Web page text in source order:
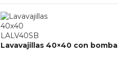
Lavavajillas 40×40 con bomba